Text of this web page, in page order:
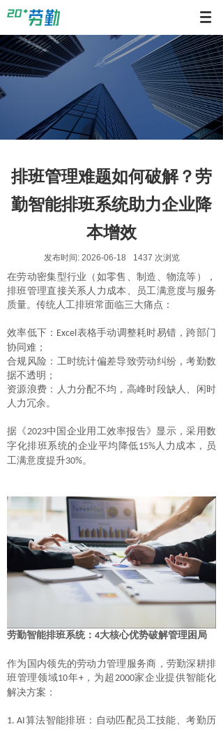
排班管理难题如何破解？劳
勤智能排班系统助力企业降
本增效
发布时间: 2026-06-18 1437 次浏览
在劳动密集型行业（如零售、制造、物流等），
排班管理直接关系人力成本、员工满意度与服务
质量。传统人工排班常面临三大痛点：
效率低下： Excel表格手动调整耗时易错，跨部门
协同难；
合规风险：工时统计偏差导致劳动纠纷，考勤数
据不透明；
资源浪费：人力分配不均，高峰时段缺人、闲时
人力冗余。
据《2023中国企业用工效率报告》显示，采用数
字化排班系统的企业平均降低15%人力成本，员
工满意度提升30%。
劳勤智能排班系统： 4大核心优势破解管理困局
作为国内领先的劳动力管理服务商，劳勤深耕排
班管理领域10年+，为超 2000家企业提供智能化
解决方案：
1. AI算法智能排班 ： 自动匹配员工技能、考勤历